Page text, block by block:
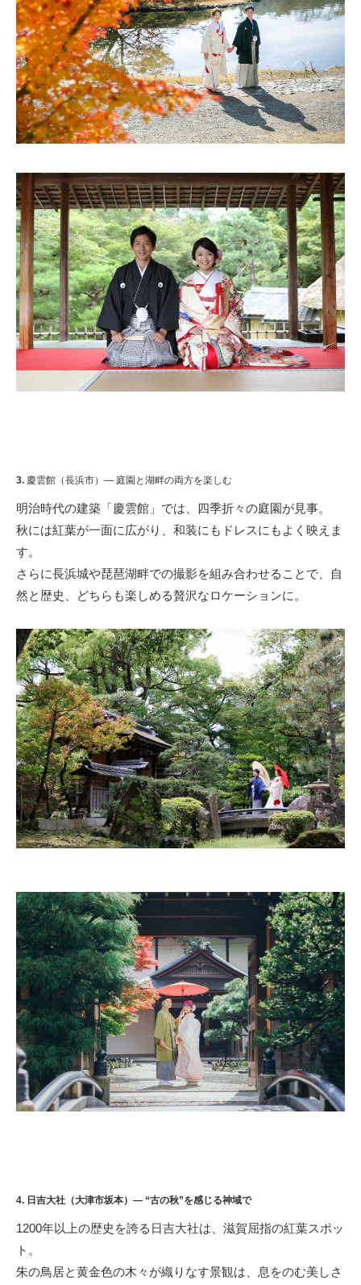
3. 慶雲館（長浜市）— 庭園と湖畔の両方を楽しむ
明治時代の建築「慶雲館」では、四季折々の庭園が見事。
秋には紅葉が一面に広がり、和装にもドレスにもよく映えま
す。
さらに長浜城や琵琶湖畔での撮影を組み合わせることで、自
然と歴史、どちらも楽しめる贅沢なロケーションに。
4. 日吉大社（大津市坂本）— “古の秋”を感じる神域で
1200年以上の歴史を誇る日吉大社は、滋賀屈指の紅葉スポッ
ト。
朱の鳥居と黄金色の木々が織りなす景観は、息をのむ美しさ